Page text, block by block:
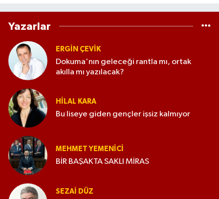
Yazarlar
ERGIN ÇEVİK
Dokuma'nın geleceği rantla mı, ortak
akılla mı yazılacak?
HILAL KARA
Bu liseye giden gençler işsiz kalmıyor
MEHMET YEMENICI
BİR BAŞAKTA SAKLI MİRAS
SEZAI DÜZ